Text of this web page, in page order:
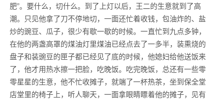
肥”。要什么，切什么。到了上灯以后，王二的生意就到了高
潮。只见他拿了刀不停地切，一面还忙着收钱，包油炸的、盐
炒的豌豆、瓜子，很少有歇一歇的时候。一直忙到九点多钟，
在他的两盏高罩的煤油灯里煤油已经点去了一多半，装熏烧的
盘子和装豌豆的匣子都已经见了底的时候，他媳妇给他送饭来
了，他才用热水擦一把脸，吃晚饭。吃完晚饭，总还有一些零
零星星的生意，他不忙收摊子，就端了一杯热茶，坐到保全堂
店堂里的椅子上，听人聊天，一面拿眼睛瞟着他的摊子，见有